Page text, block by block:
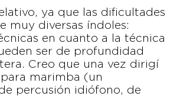
ya que las dificultades
muy diversas índoles:
en cuanto a la técnica
ser de profundidad
Creo que una vez dirigí
marimba (un
percusión idiófono, de